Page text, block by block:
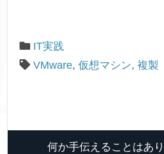
IT実践
VMware, 仮想マシン, 複製
何か手伝えることはあ